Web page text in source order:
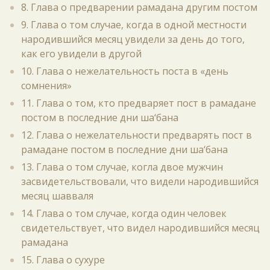
8. Глава о предварении рамадана другим постом
9. Глава о том случае, когда в одной местности
народившийся месяц увидели за день до того,
как его увидели в другой
10. Глава о нежелательность поста в «день
сомнения»
11. Глава о том, кто предваряет пост в рамадане
постом в последние дни ша‘бана
12. Глава о нежелательности предварять пост в
рамадане постом в последние дни ша‘бана
13. Глава о том случае, когла двое мужчин
засвидетельствовали, что видели народившийся
месяц шавваля
14. Глава о том случае, когда один человек
свидетельствует, что видел народившийся месяц
рамадана
15. Глава о сухуре